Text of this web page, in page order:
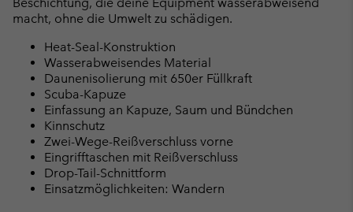
Beschichtung, die deine Equipment wasserabweisend
macht, ohne die Umwelt zu schädigen.
Heat-Seal-Konstruktion
Wasserabweisendes Material
Daunenisolierung mit 650er Füllkraft
Scuba-Kapuze
Einfassung an Kapuze, Saum und Bündchen
Kinnschutz
Zwei-Wege-Reißverschluss vorne
Eingrifftaschen mit Reißverschluss
Drop-Tail-Schnittform
Einsatzmöglichkeiten: Wandern